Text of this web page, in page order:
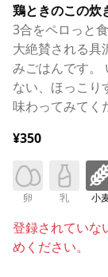
鶏ときのこの炊
3合をペロっと
大絶賛される具
みごはんです。
ない、ほっこり
味わってみてく
¥350
卵 乳 小
登録されていな
めください。